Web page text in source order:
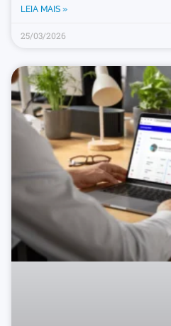
LEIA MAIS »
25/03/2026